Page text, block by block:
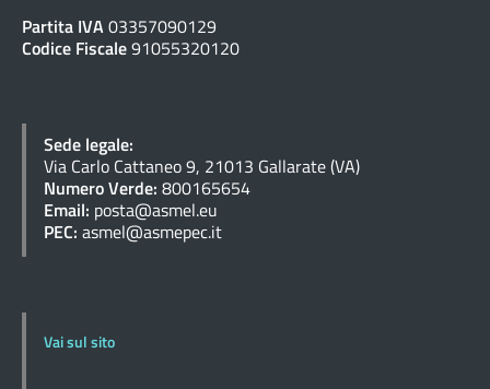
Partita IVA03357090129
Codice Fiscale91055320120
Sede legale:
Via Carlo Cattaneo 9, 21013 Gallarate (VA)
Numero Verde: 800165654
Email: posta@asmel.eu
PEC: asmel@asmepec.it
Vai sul sito